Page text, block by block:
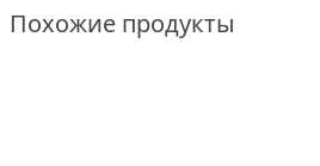
Похожие продукты